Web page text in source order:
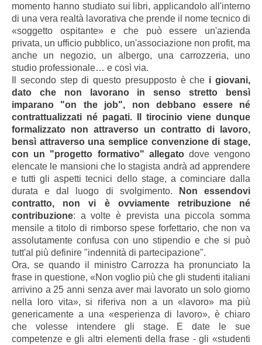
momento hanno studiato sui libri, applicandolo all'interno
di una vera realtà lavorativa che prende il nome tecnico di
«soggetto ospitante» e che può essere un'azienda
privata, un ufficio pubblico, un'associazione non profit, ma
anche un negozio, un albergo, una carrozzeria, uno
studio professionale… e così via.
Il secondo step di questo presupposto è che i giovani,
dato che non lavorano in senso stretto bensì
imparano "on the job", non debbano essere né
contrattualizzati né pagati. Il tirocinio viene dunque
formalizzato non attraverso un contratto di lavoro,
bensì attraverso una semplice convenzione di stage,
con un "progetto formativo" allegatodove vengono
elencate le mansioni che lo stagista andrà ad apprendere
e tutti gli aspetti tecnici dello stage, a cominciare dalla
durata e dal luogo di svolgimento.
Non essendovi
contratto, non vi è ovviamente retribuzione né
contribuzione: a volte è prevista una piccola somma
mensile a titolo di rimborso spese forfettario, che non va
assolutamente confusa con uno stipendio e che si può
tutt'al più definire "indennità di partecipazione".
Ora, se quando il ministro Carrozza ha pronunciato la
frase in questione, «Non voglio più che gli studenti italiani
arrivino a 25 anni senza aver mai lavorato un solo giorno
nella loro vita», si riferiva non a un «lavoro» ma più
genericamente a una «esperienza di lavoro», è chiaro
che volesse intendere gli stage. E date le sue
competenze e gli altri elementi della frase - gli «studenti